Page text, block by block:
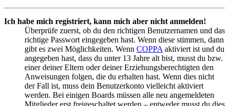
Ich habe mich registriert, kann mich aber nicht anmelden!
Überprüfe zuerst, ob du den richtigen Benutzernamen und das
richtige Passwort eingegeben hast. Wenn diese stimmen, dann
gibt es zwei Möglichkeiten. Wenn COPPA aktiviert ist und du
angegeben hast, dass du unter 13 Jahre alt bist, musst du bzw.
einer deiner Eltern oder deiner Erziehungsberechtigten den
Anweisungen folgen, die du erhalten hast. Wenn dies nicht
der Fall ist, muss dein Benutzerkonto vielleicht aktiviert
werden. Bei einigen Boards müssen alle neu angemeldeten
Mitglieder erst freigeschaltet werden – entweder musst du dies